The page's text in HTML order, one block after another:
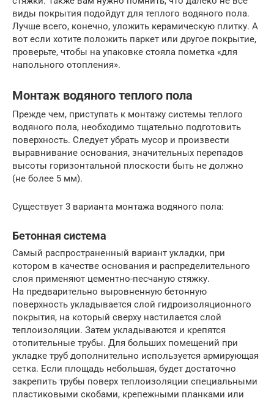
виды покрытия подойдут для теплого водяного пола.
Лучше всего, конечно, уложить керамическую плитку. А
вот если хотите положить паркет или другое покрытие,
проверьте, чтобы на упаковке стояла пометка «для
напольного отопления».
Монтаж водяного теплого пола
Прежде чем, приступать к монтажу системы теплого
водяного пола, необходимо тщательно подготовить
поверхность. Следует убрать мусор и произвести
выравнивание основания, значительных перепадов
высоты горизонтальной плоскости быть не должно
(не более 5 мм).
Существует 3 варианта монтажа водяного пола:
Бетонная система
Самый распространенный вариант укладки, при
котором в качестве основания и распределительного
слоя применяют цементно-песчаную стяжку.
На предварительно выровненную бетонную
поверхность укладывается слой гидроизоляционного
покрытия, на который сверху настилается слой
теплоизоляции. Затем укладываются и крепятся
отопительные трубы. Для больших помещений при
укладке труб дополнительно используется армирующая
сетка. Если площадь небольшая, будет достаточно
закрепить трубы поверх теплоизоляции специальными
пластиковыми скобами, крепежными планками или